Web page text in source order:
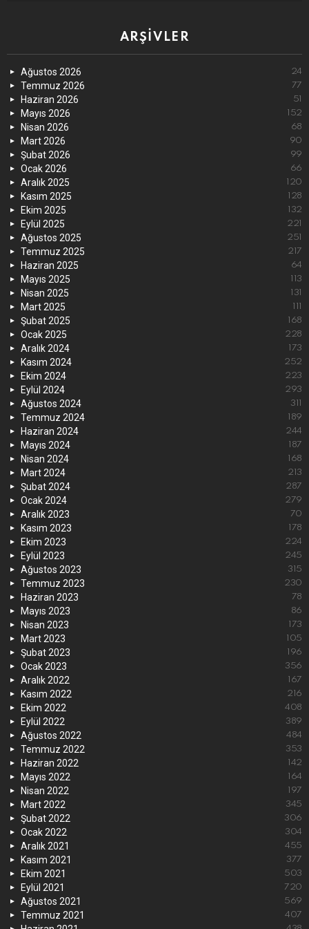
ARŞIVLER
Ağustos 2026 24
Temmuz 2026 77
Haziran 2026 51
Mayıs 2026 152
Nisan 2026 68
Mart 2026 90
Şubat 2026 99
Ocak 2026 66
Aralık 2025 120
Kasım 2025 128
Ekim 2025 132
Eylül 2025 221
Ağustos 2025 251
Temmuz 2025 217
Haziran 2025 64
Mayıs 2025 113
Nisan 2025 131
Mart 2025 111
Şubat 2025 168
Ocak 2025 228
Aralık 2024 173
Kasım 2024 252
Ekim 2024 223
Eylül 2024 293
Ağustos 2024 311
Temmuz 2024 189
Haziran 2024 244
Mayıs 2024 187
Nisan 2024 168
Mart 2024 213
Şubat 2024 287
Ocak 2024 279
Aralık 2023 70
Kasım 2023 178
Ekim 2023 224
Eylül 2023 245
Ağustos 2023 315
Temmuz 2023 230
Haziran 2023 78
Mayıs 2023 86
Nisan 2023 173
Mart 2023 105
Şubat 2023 196
Ocak 2023 356
Aralık 2022 167
Kasım 2022 216
Ekim 2022 408
Eylül 2022 389
Ağustos 2022 484
Temmuz 2022 353
Haziran 2022 142
Mayıs 2022 164
Nisan 2022 197
Mart 2022 345
Şubat 2022 306
Ocak 2022 304
Aralık 2021 455
Kasım 2021 377
Ekim 2021 503
Eylül 2021 720
Ağustos 2021 569
Temmuz 2021 407